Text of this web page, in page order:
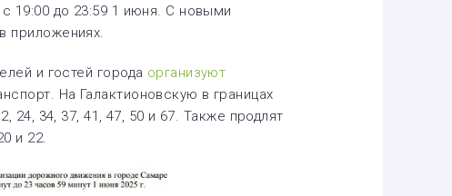
19:00 до 23:59 1 июня. С новыми
приложениях.
и гостей города организуют
На Галактионовскую в границах
24, 34, 37, 41, 47, 50 и 67. Также продлят
и 22.